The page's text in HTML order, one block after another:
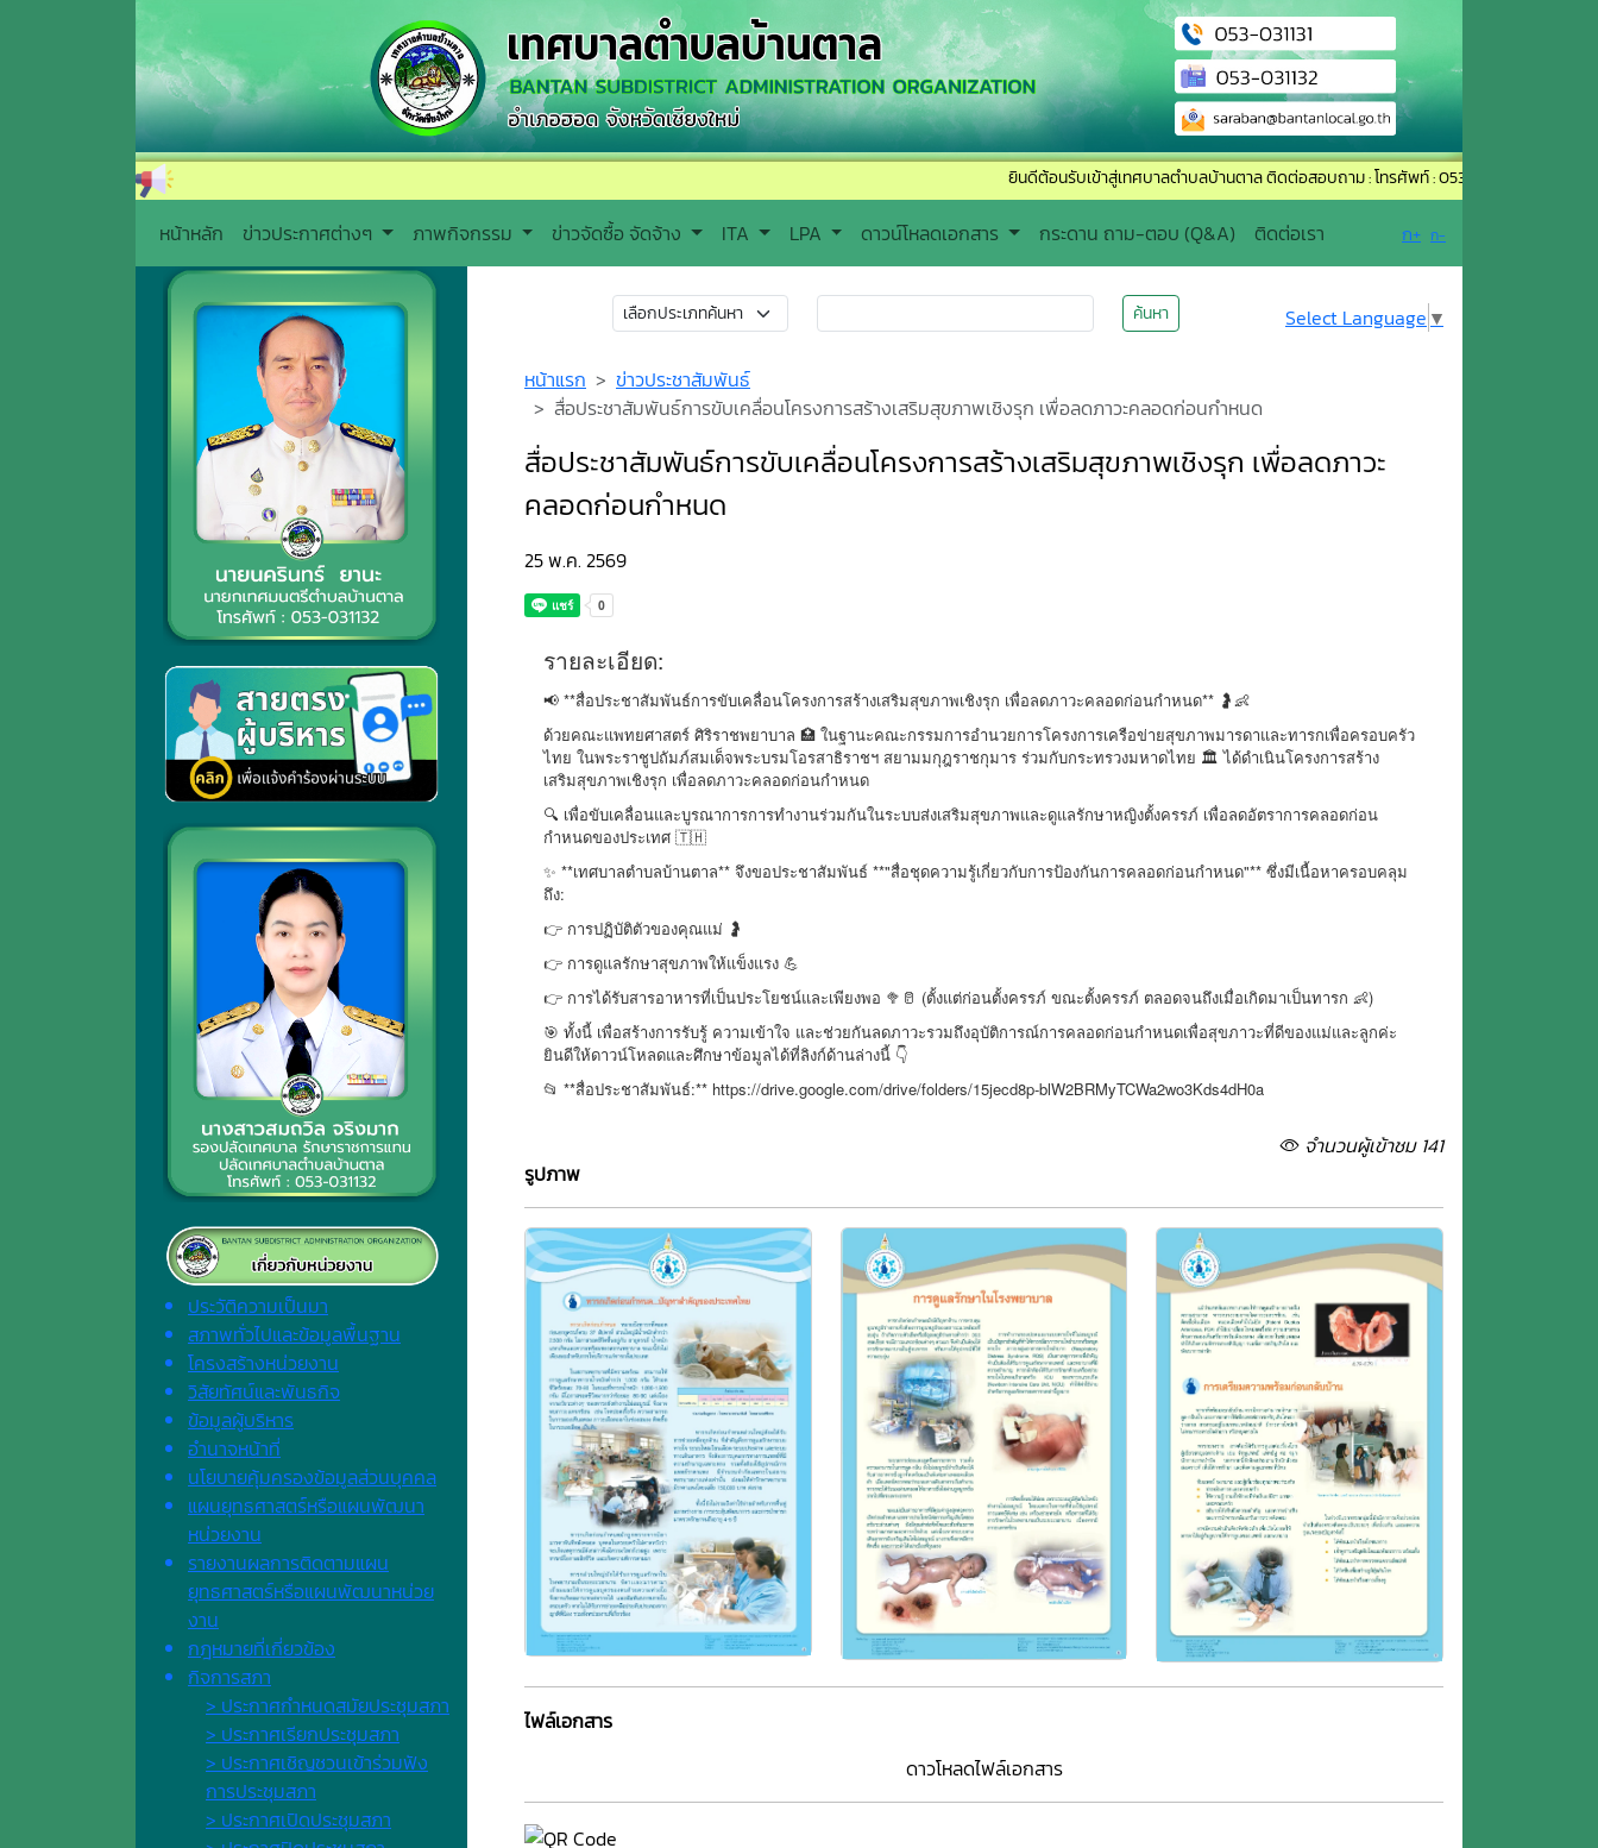
ยินดีต้อนรับเข้าสู่เทศบาลตำบลบ้านตาล ติดต่อสอบถาม : โทรศัพท์ : 053-031131 อีเมล์ :
หน้าหลัก ข่าวประกาศต่างๆ ภาพกิจกรรม ข่าวจัดซื้อ จัดจ้าง ITA LPA ดาวน์โหลดเอกสาร กระดาน ถาม-ตอบ (Q&A) ติดต่อเรา ก+ ก-
ประวัติความเป็นมา
สภาพทั่วไปและข้อมูลพื้นฐาน
โครงสร้างหน่วยงาน
วิสัยทัศน์และพันธกิจ
ข้อมูลผู้บริหาร
อำนาจหน้าที่
นโยบายคุ้มครองข้อมูลส่วนบุคคล
แผนยุทธศาสตร์หรือแผนพัฒนา
หน่วยงาน
รายงานผลการติดตามแผน
ยุทธศาสตร์หรือแผนพัฒนาหน่วย
งาน
กฎหมายที่เกี่ยวข้อง
กิจการสภา
> ประกาศกำหนดสมัยประชุมสภา
> ประกาศเรียกประชุมสภา
> ประกาศเชิญชวนเข้าร่วมฟัง
การประชุมสภา
> ประกาศเปิดประชุมสภา
ค้นหา Select Language ▼
หน้าแรก
ข่าวประชาสัมพันธ์
สื่อประชาสัมพันธ์การขับเคลื่อนโครงการสร้างเสริมสุขภาพเชิงรุก เพื่อลดภาวะคลอดก่อนกำหนด
สื่อประชาสัมพันธ์การขับเคลื่อนโครงการสร้างเสริมสุขภาพเชิงรุก เพื่อลดภาวะ
คลอดก่อนกำหนด
25 พ.ค. 2569
รายละเอียด:
📢 **สื่อประชาสัมพันธ์การขับเคลื่อนโครงการสร้างเสริมสุขภาพเชิงรุก เพื่อลดภาวะคลอดก่อนกำหนด** 🤰👶
ด้วยคณะแพทยศาสตร์ ศิริราชพยาบาล 🏥 ในฐานะคณะกรรมการอำนวยการโครงการเครือข่ายสุขภาพมารดาและทารกเพื่อครอบครัว
ไทย ในพระราชูปถัมภ์สมเด็จพระบรมโอรสาธิราชฯ สยามมกุฎราชกุมาร ร่วมกับกระทรวงมหาดไทย 🏛️ ได้ดำเนินโครงการสร้าง
เสริมสุขภาพเชิงรุก เพื่อลดภาวะคลอดก่อนกำหนด
🔍 เพื่อขับเคลื่อนและบูรณาการการทำงานร่วมกันในระบบส่งเสริมสุขภาพและดูแลรักษาหญิงตั้งครรภ์ เพื่อลดอัตราการคลอดก่อน
กำหนดของประเทศ 🇹🇭
✨ **เทศบาลตำบลบ้านตาล** จึงขอประชาสัมพันธ์ **"สื่อชุดความรู้เกี่ยวกับการป้องกันการคลอดก่อนกำหนด"** ซึ่งมีเนื้อหาครอบคลุม
ถึง:
👉 การปฏิบัติตัวของคุณแม่ 🤰
👉 การดูแลรักษาสุขภาพให้แข็งแรง 💪
👉 การได้รับสารอาหารที่เป็นประโยชน์และเพียงพอ 🥦🥛 (ตั้งแต่ก่อนตั้งครรภ์ ขณะตั้งครรภ์ ตลอดจนถึงเมื่อเกิดมาเป็นทารก 👶)
🎯 ทั้งนี้ เพื่อสร้างการรับรู้ ความเข้าใจ และช่วยกันลดภาวะรวมถึงอุบัติการณ์การคลอดก่อนกำหนดเพื่อสุขภาวะที่ดีของแม่และลูกค่ะ
ยินดีให้ดาวน์โหลดและศึกษาข้อมูลได้ที่ลิงก์ด้านล่างนี้ 👇
📂 **สื่อประชาสัมพันธ์:** https://drive.google.com/drive/folders/15jecd8p-blW2BRMyTCWa2wo3Kds4dH0a
จำนวนผู้เข้าชม 141
รูปภาพ
ไฟล์เอกสาร
ดาวโหลดไฟล์เอกสาร